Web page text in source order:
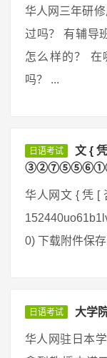
华人网三年研
过吗？ 有辅导
怎么样的？ 在
吗？ ...
日语考试
文 {
华人网文 {
0) 下载附件保
日语考试 大学
华人网驻日本